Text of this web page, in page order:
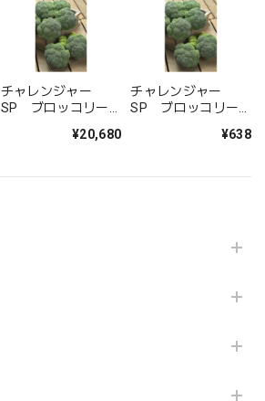
チャレンジャー
SP ブロッコリー
¥20,680
チャレンジャー
SP ブロッコリー
¥638